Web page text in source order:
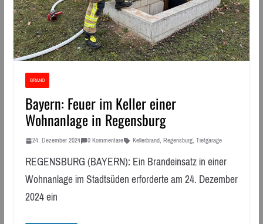
BRAND
Bayern: Feuer im Keller einer
Wohnanlage in Regensburg
24. Dezember 2024 0 Kommentare Kellerbrand, Regensburg, Tiefgarage
REGENSBURG (BAYERN): Ein Brandeinsatz in einer
Wohnanlage im Stadtsüden erforderte am 24. Dezember
2024 ein